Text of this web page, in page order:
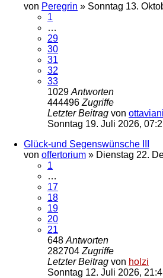
von Peregrin » Sonntag 13.
1
…
29
30
31
32
33
1029 Antworten
444496 Zugriffe
Letzter Beitrag von ottaviani
Sonntag 19. Juli 2026,
Glück-und Segenswünsche III
von offertorium » Dienstag 22.
1
…
17
18
19
20
21
648 Antworten
282704 Zugriffe
Letzter Beitrag von holzi
Sonntag 12. Juli 2026,